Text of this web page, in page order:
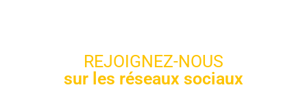
REJOIGNEZ-NOUS
sur les réseaux sociaux